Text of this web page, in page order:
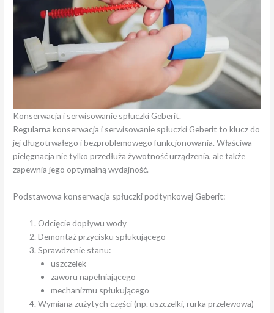
Konserwacja i serwisowanie spłuczki Geberit.
Regularna konserwacja i serwisowanie spłuczki Geberit to klucz do
jej długotrwałego i bezproblemowego funkcjonowania. Właściwa
pielęgnacja nie tylko przedłuża żywotność urządzenia, ale także
zapewnia jego optymalną wydajność.
Podstawowa konserwacja spłuczki podtynkowej Geberit:
Odcięcie dopływu wody
Demontaż przycisku spłukującego
Sprawdzenie stanu:
uszczelek
zaworu napełniającego
mechanizmu spłukującego
Wymiana zużytych części (np. uszczelki, rurka przelewowa)